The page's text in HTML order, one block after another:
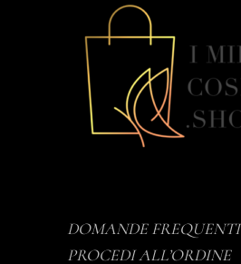
DOMANDE FREQUENTI
PROCEDI ALL’ORDINE